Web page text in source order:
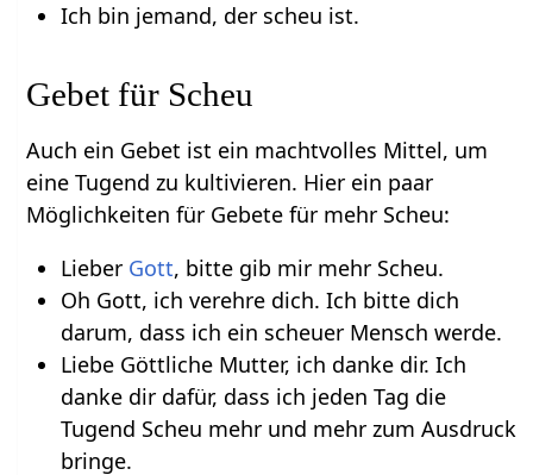
Ich bin jemand, der scheu ist.
Gebet für Scheu
Auch ein Gebet ist ein machtvolles Mittel, um
eine Tugend zu kultivieren. Hier ein paar
Möglichkeiten für Gebete für mehr Scheu:
Lieber Gott, bitte gib mir mehr Scheu.
Oh Gott, ich verehre dich. Ich bitte dich
darum, dass ich ein scheuer Mensch werde.
Liebe Göttliche Mutter, ich danke dir. Ich
danke dir dafür, dass ich jeden Tag die
Tugend Scheu mehr und mehr zum Ausdruck
bringe.